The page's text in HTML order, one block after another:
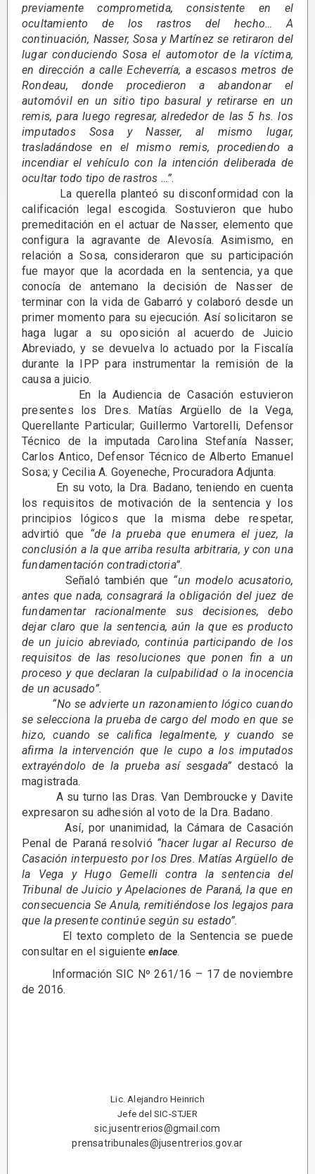
previamente comprometida, consistente en el
ocultamiento de los rastros del hecho… A
continuación, Nasser, Sosa y Martínez se retiraron del
lugar conduciendo Sosa el automotor de la víctima,
en dirección a calle Echeverría, a escasos metros de
Rondeau, donde procedieron a abandonar el
automóvil en un sitio tipo basural y retirarse en un
remis, para luego regresar, alrededor de las 5 hs. los
imputados Sosa y Nasser, al mismo lugar,
trasladándose en el mismo remis, procediendo a
incendiar el vehículo con la intención deliberada de
ocultar todo tipo de rastros …”.
La querella planteó su disconformidad con la
calificación legal escogida. Sostuvieron que hubo
premeditación en el actuar de Nasser, elemento que
configura la agravante de Alevosía. Asimismo, en
relación a Sosa, consideraron que su participación
fue mayor que la acordada en la sentencia, ya que
conocía de antemano la decisión de Nasser de
terminar con la vida de Gabarró y colaboró desde un
primer momento para su ejecución. Así solicitaron se
haga lugar a su oposición al acuerdo de Juicio
Abreviado, y se devuelva lo actuado por la Fiscalía
durante la IPP para instrumentar la remisión de la
causa a juicio.
En la Audiencia de Casación estuvieron
presentes los Dres. Matías Argüello de la Vega,
Querellante Particular; Guillermo Vartorelli, Defensor
Técnico de la imputada Carolina Stefanía Nasser;
Carlos Antico, Defensor Técnico de Alberto Emanuel
Sosa; y Cecilia A. Goyeneche, Procuradora Adjunta.
En su voto, la Dra. Badano, teniendo en cuenta
los requisitos de motivación de la sentencia y los
principios lógicos que la misma debe respetar,
advirtió que “de la prueba que enumera el juez, la
conclusión a la que arriba resulta arbitraria, y con una
fundamentación contradictoria”.
Señaló también que “un modelo acusatorio,
antes que nada, consagrará la obligación del juez de
fundamentar racionalmente sus decisiones, debo
dejar claro que la sentencia, aún la que es producto
de un juicio abreviado, continúa participando de los
requisitos de las resoluciones que ponen fin a un
proceso y que declaran la culpabilidad o la inocencia
de un acusado”.
“No se advierte un razonamiento lógico cuando
se selecciona la prueba de cargo del modo en que se
hizo, cuando se califica legalmente, y cuando se
afirma la intervención que le cupo a los imputados
extrayéndolo de la prueba así sesgada” destacó la
magistrada.
A su turno las Dras. Van Dembroucke y Davite
expresaron su adhesión al voto de la Dra. Badano.
Así, por unanimidad, la Cámara de Casación
Penal de Paraná resolvió “hacer lugar al Recurso de
Casación interpuesto por los Dres. Matías Argüello de
la Vega y Hugo Gemelli contra la sentencia del
Tribunal de Juicio y Apelaciones de Paraná, la que en
consecuencia Se Anula, remitiéndose los legajos para
que la presente continúe según su estado”.
El texto completo de la Sentencia se puede
consultar en el siguienteenlace.
Información SIC Nº 261/16 – 17 de noviembre
de 2016.
Lic. Alejandro Heinrich
Jefe del SIC-STJER
sic.jusentrerios@gmail.com
prensatribunales@jusentrerios.gov.ar